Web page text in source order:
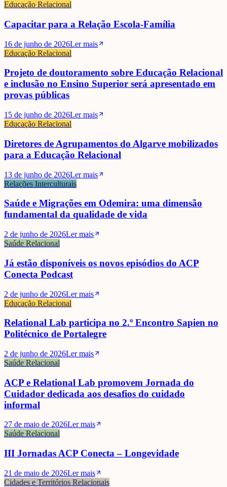
Educação Relacional
Capacitar para a Relação Escola-Família
16 de junho de 2026Ler mais
Educação Relacional
Projeto de doutoramento sobre Educação Relacional
e inclusão no Ensino Superior será apresentado em
provas públicas
15 de junho de 2026Ler mais
Educação Relacional
Diretores de Agrupamentos do Algarve mobilizados
para a Educação Relacional
13 de junho de 2026Ler mais
Relações Interculturais
Saúde e Migrações em Odemira: uma dimensão
fundamental da qualidade de vida
2 de junho de 2026Ler mais
Saúde Relacional
Já estão disponíveis os novos episódios do ACP
Conecta Podcast
2 de junho de 2026Ler mais
Educação Relacional
Relational Lab participa no 2.º Encontro Sapien no
Politécnico de Portalegre
2 de junho de 2026Ler mais
Saúde Relacional
ACP e Relational Lab promovem Jornada do
Cuidador dedicada aos desafios do cuidado
informal
27 de maio de 2026Ler mais
Saúde Relacional
III Jornadas ACP Conecta – Longevidade
21 de maio de 2026Ler mais
Cidades e Territórios Relacionais